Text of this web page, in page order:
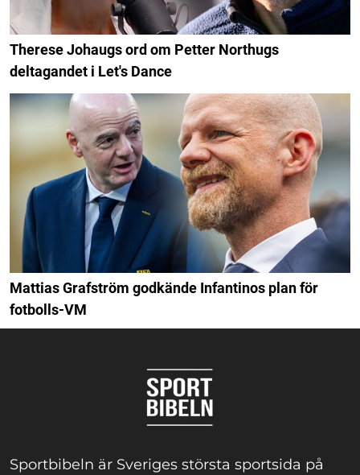
Therese Johaugs ord om Petter Northugs
deltagandet i Let's Dance
Mattias Grafström godkände Infantinos plan för
fotbolls-VM
Sportbibeln är Sveriges största sportsida på